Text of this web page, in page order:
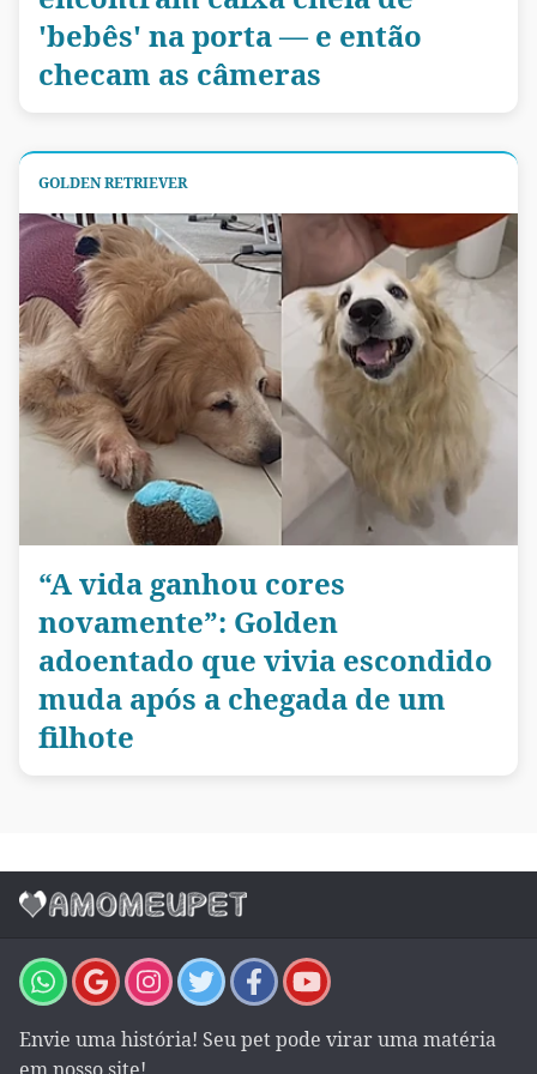
'bebês' na porta — e então
checam as câmeras
GOLDEN RETRIEVER
“A vida ganhou cores
novamente”: Golden
adoentado que vivia escondido
muda após a chegada de um
filhote
Envie uma história! Seu pet pode virar uma matéria